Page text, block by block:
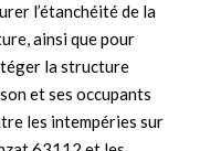
l’étanchéité de la
ainsi que pour
la structure
et ses occupants
les intempéries sur